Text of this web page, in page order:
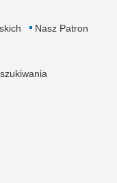
Nasz Patron